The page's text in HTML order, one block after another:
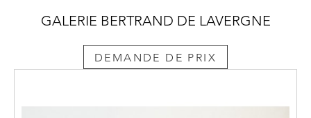
GALERIE BERTRAND DE LAVERGNE
DEMANDE DE PRIX